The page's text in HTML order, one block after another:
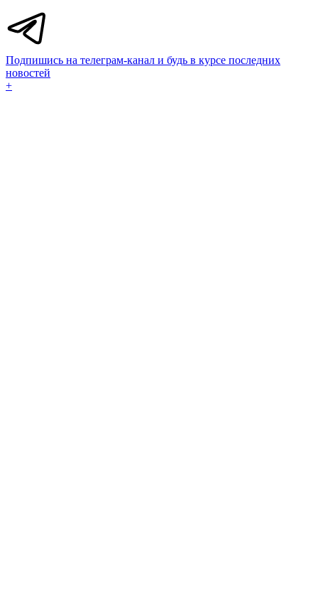
Подпишись на телеграм-канал и будь в курсе последних
новостей
+